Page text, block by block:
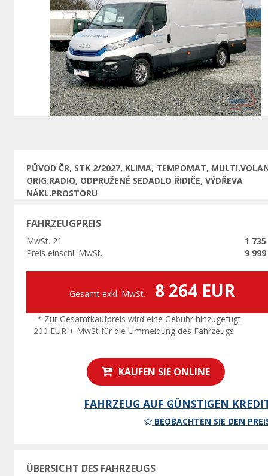
Vorherige
PŮVOD ČR, STK 2/2027, KLIMA, TEMPOMAT,
ORIG.RADIO, ODPRUŽENÉ SEDADLO ŘIDIČE, VÝDŘEVA
NÁKL.PROSTORU
FAHRZEUGPREIS
MwSt. 21
1 735
Preis einschl. MwSt.
9 999
Gesamt exkl. MwSt. 8 264 EUR
* Zur Gesamtkaufpreis wird eine Gebühr hinzugefügt
200 EUR + MwSt für die Ummeldung des Fahrzeugs
KAUFEN SIE ONLINE
FAHRZEUG AUF GÜNSTIGEN
BEOBACHTEN SIE DEN
ÜBERSICHT DES FAHRZEUGS